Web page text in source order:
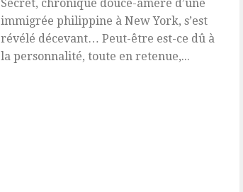
Secret, chronique douce-amère d’une
immigrée philippine à New York, s’est
révélé décevant… Peut-être est-ce dû à
la personnalité, toute en retenue,...